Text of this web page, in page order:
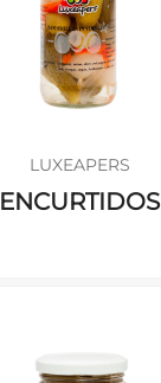
LUXEAPERS
ENCURTIDOS